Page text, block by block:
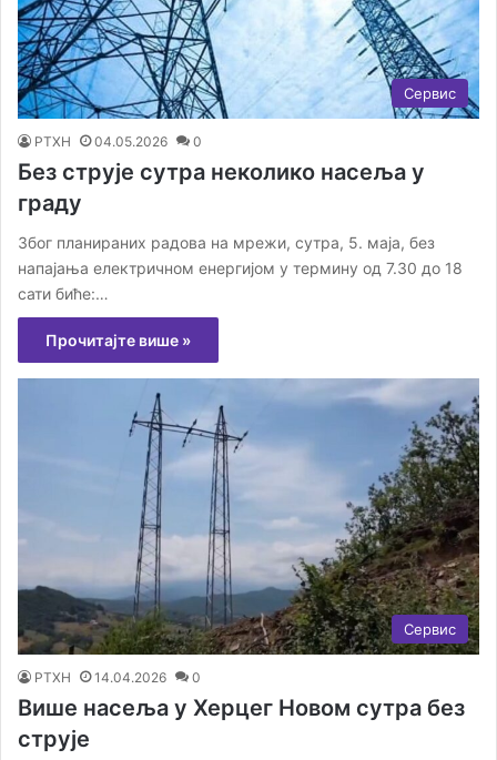
Сервис
РТХН 04.05.2026 0
Без струје сутра неколико насеља у
граду
Због планираних радова на мрежи, сутра, 5. маја, без
напајања електричном енергијом у термину од 7.30 до 18
сати биће:…
Прочитајте више »
Сервис
РТХН 14.04.2026 0
Више насеља у Херцег Новом сутра без
струје